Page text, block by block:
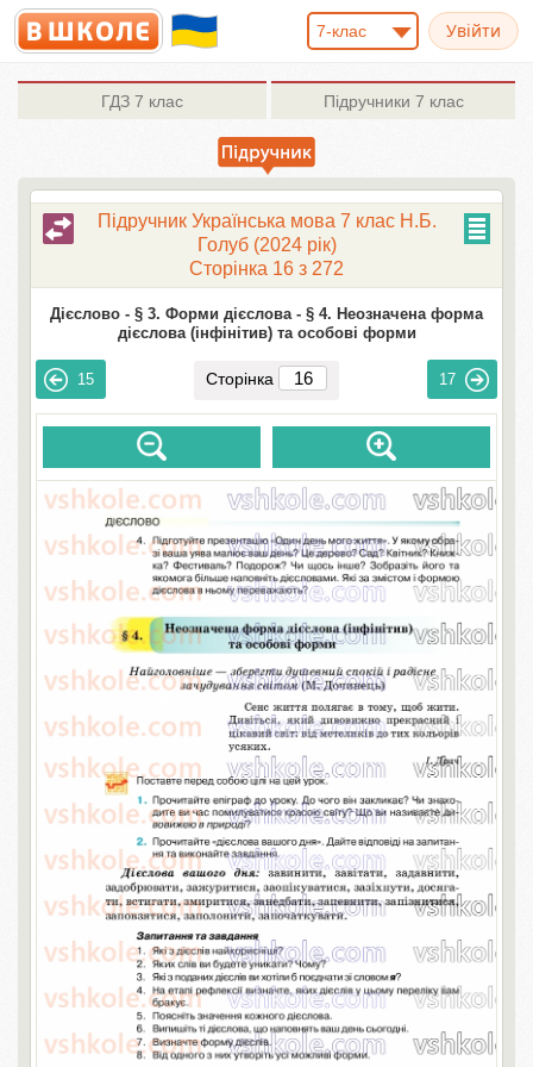
7-клас
ГДЗ 7 клас Підручники 7 клас
Підручник Українська мова 7 клас Н.Б.
Голуб (2024 рік)
Сторінка 16 з 272
Дієслово - § 3. Форми дієслова - § 4. Неозначена форма
дієслова (інфінітив) та особові форми
15 Сторінка 17